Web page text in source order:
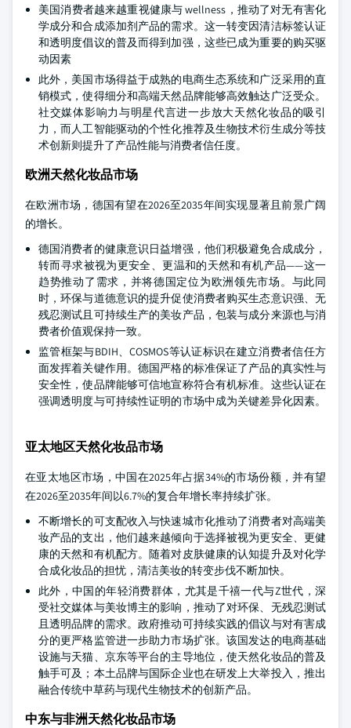
美国消费者越来越重视健康与 wellness，推动了对无有害化
学成分和合成添加剂产品的需求。这一转变因清洁标签认证
和透明度倡议的普及而得到加强，这些已成为重要的购买驱
动因素
此外，美国市场得益于成熟的电商生态系统和广泛采用的直
销模式，使得细分和高端天然品牌能够高效触达广泛受众。
社交媒体影响力与明星代言进一步放大天然化妆品的吸引
力，而人工智能驱动的个性化推荐及生物技术衍生成分等技
术创新则提升了产品性能与消费者信任度。
欧洲天然化妆品市场
在欧洲市场，德国有望在2026至2035年间实现显著且前景广阔
的增长。
德国消费者的健康意识日益增强，他们积极避免合成成分，
转而寻求被视为更安全、更温和的天然和有机产品——这一
趋势推动了需求，并将德国定位为欧洲领先市场。与此同
时，环保与道德意识的提升促使消费者购买生态意识强、无
残忍测试且可持续生产的美妆产品，包装与成分来源也与消
费者价值观保持一致。
监管框架与BDIH、COSMOS等认证标识在建立消费者信任方
面发挥着关键作用。德国严格的标准保证了产品的真实性与
安全性，使品牌能够可信地宣称符合有机标准。这些认证在
强调透明度与可持续性证明的市场中成为关键差异化因素。
亚太地区天然化妆品市场
在亚太地区市场，中国在2025年占据34%的市场份额，并有望
在2026至2035年间以6.7%的复合年增长率持续扩张。
不断增长的可支配收入与快速城市化推动了消费者对高端美
妆产品的支出，他们越来越倾向于选择被视为更安全、更健
康的天然和有机配方。随着对皮肤健康的认知提升及对化学
合成化妆品的担忧，清洁美妆的转变步伐不断加快。
此外，中国的年轻消费群体，尤其是千禧一代与Z世代，深
受社交媒体与美妆博主的影响，推动了对环保、无残忍测试
且透明品牌的需求。政府推动可持续实践的倡议与对有害成
分的更严格监管进一步助力市场扩张。该国发达的电商基础
设施与天猫、京东等平台的主导地位，使天然化妆品的普及
触手可及；本土品牌与国际企业也在研发上大举投入，推出
融合传统中草药与现代生物技术的创新产品。
中东与非洲天然化妆品市场